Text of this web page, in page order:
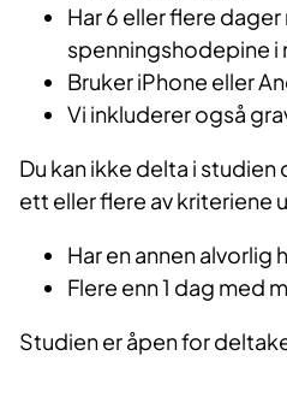
Har 6 eller flere dager
spenningshodepine i
Bruker iPhone eller
Vi inkluderer også
Du kan ikke delta i
ett eller flere av kriteriene
Har en annen alvorlig
Flere enn 1 dag med
Studien er åpen for